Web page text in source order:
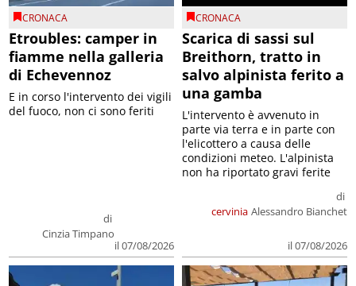
CRONACA
Etroubles: camper in
fiamme nella galleria
di Echevennoz
di
Cinzia Timpano
il 07/08/2026
E in corso l'intervento dei vigili
del fuoco, non ci sono feriti
CRONACA
Scarica di sassi sul
Breithorn, tratto in
salvo alpinista ferito a
una gamba
cervinia
di
Alessandro Bianchet
il 07/08/2026
L'intervento è avvenuto in
parte via terra e in parte con
l'elicottero a causa delle
condizioni meteo. L'alpinista
non ha riportato gravi ferite